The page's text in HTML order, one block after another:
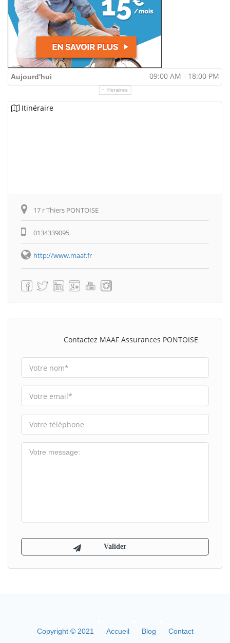
Aujourd'hui 09:00 AM - 18:00 PM
Horaires
Itinéraire
17 r Thiers PONTOISE
0134339095
http://www.maaf.fr
Contactez MAAF Assurances PONTOISE
Copyright © 2021 Accueil Blog Contact